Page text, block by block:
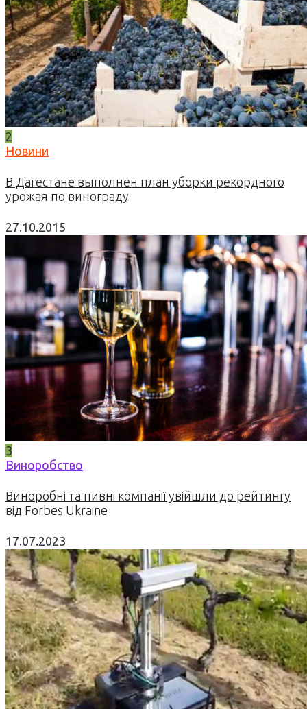
2
Новини
В Дагестане выполнен план уборки рекордного
урожая по винограду
27.10.2015
3
Виноробство
Виноробні та пивні компанії увійшли до рейтингу
від Forbes Ukraine
17.07.2023